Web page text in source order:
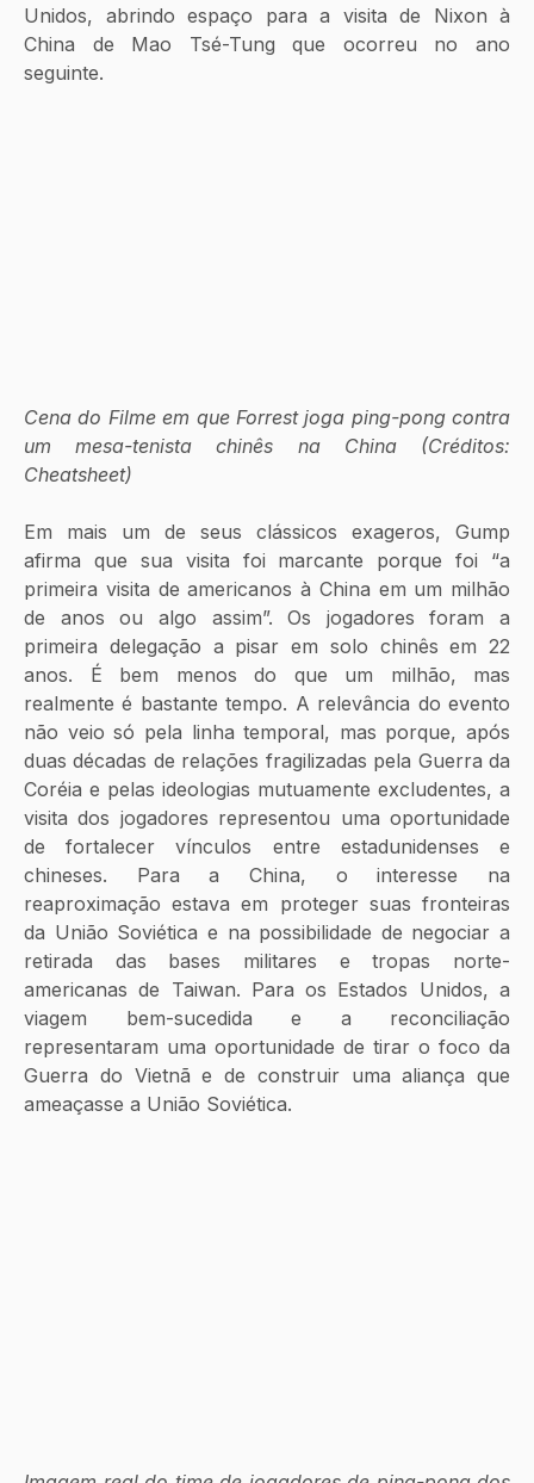
Unidos, abrindo espaço para a visita de Nixon à
China de Mao Tsé-Tung que ocorreu no ano
seguinte.
Cena do Filme em que Forrest joga ping-pong contra
um mesa-tenista chinês na China (Créditos:
Cheatsheet)
Em mais um de seus clássicos exageros, Gump
afirma que sua visita foi marcante porque foi “a
primeira visita de americanos à China em um milhão
de anos ou algo assim”. Os jogadores foram a
primeira delegação a pisar em solo chinês em 22
anos. É bem menos do que um milhão, mas
realmente é bastante tempo. A relevância do evento
não veio só pela linha temporal, mas porque, após
duas décadas de relações fragilizadas pela Guerra da
Coréia e pelas ideologias mutuamente excludentes, a
visita dos jogadores representou uma oportunidade
de fortalecer vínculos entre estadunidenses e
chineses. Para a China, o interesse na
reaproximação estava em proteger suas fronteiras
da União Soviética e na possibilidade de negociar a
retirada das bases militares e tropas norte-
americanas de Taiwan. Para os Estados Unidos, a
viagem bem-sucedida e a reconciliação
representaram uma oportunidade de tirar o foco da
Guerra do Vietnã e de construir uma aliança que
ameaçasse a União Soviética.